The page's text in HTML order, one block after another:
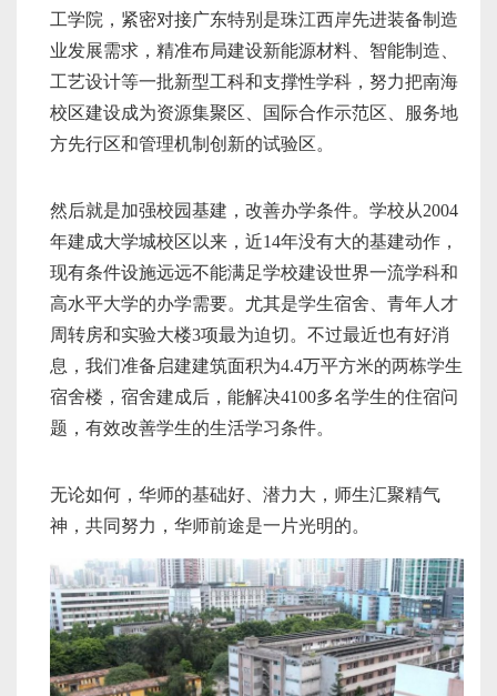
工学院，紧密对接广东特别是珠江西岸先进装备制造
业发展需求，精准布局建设新能源材料、智能制造、
工艺设计等一批新型工科和支撑性学科，努力把南海
校区建设成为资源集聚区、国际合作示范区、服务地
方先行区和管理机制创新的试验区。
然后就是加强校园基建，改善办学条件。学校从2004
年建成大学城校区以来，近14年没有大的基建动作，
现有条件设施远远不能满足学校建设世界一流学科和
高水平大学的办学需要。尤其是学生宿舍、青年人才
周转房和实验大楼3项最为迫切。不过最近也有好消
息，我们准备启建建筑面积为4.4万平方米的两栋学生
宿舍楼，宿舍建成后，能解决4100多名学生的住宿问
题，有效改善学生的生活学习条件。
无论如何，华师的基础好、潜力大，师生汇聚精气
神，共同努力，华师前途是一片光明的。